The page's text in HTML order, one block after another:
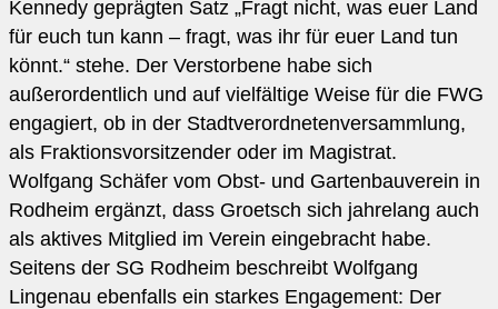
Kennedy geprägten Satz „Fragt nicht, was euer Land
für euch tun kann – fragt, was ihr für euer Land tun
könnt.“ stehe. Der Verstorbene habe sich
außerordentlich und auf vielfältige Weise für die FWG
engagiert, ob in der Stadtverordnetenversammlung,
als Fraktionsvorsitzender oder im Magistrat.
Wolfgang Schäfer vom Obst- und Gartenbauverein in
Rodheim ergänzt, dass Groetsch sich jahrelang auch
als aktives Mitglied im Verein eingebracht habe.
Seitens der SG Rodheim beschreibt Wolfgang
Lingenau ebenfalls ein starkes Engagement: Der